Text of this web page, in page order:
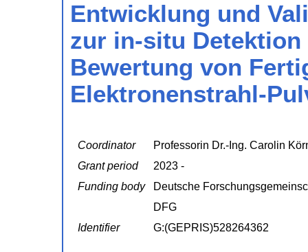
Entwicklung und
zur in-situ
Bewertung von
Elektronenstrahl-
Coordinator
Professorin Dr.-Ing. Carolin
Grant period
2023 -
Funding body
Deutsche
DFG
Identifier
G:(GEPRIS)528264362